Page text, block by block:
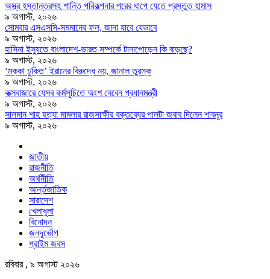
অস্ত্র হস্তান্তরসহ শান্তি পরিকল্পনার পরের ধাপে যেতে প্রস্তুত হামাস
৯ অগাস্ট, ২০২৬
সোমবার এসএসসি-সমমানের ফল, জানা যাবে যেভাবে
৯ অগাস্ট, ২০২৬
হাসিনা ইস্যুতে বাংলাদেশ-ভারত সম্পর্কে টানাপোড়েন কি বাড়ছে?
৯ অগাস্ট, ২০২৬
‘মক্কা চুক্তি’ ইরানের বিরুদ্ধে নয়, জানাল তুরস্ক
৯ অগাস্ট, ২০২৬
কক্সবাজারে যেসব কর্মসূচিতে অংশ নেবেন প্রধানমন্ত্রী
৯ অগাস্ট, ২০২৬
সালমান শাহ হত্যা মামলার রাজসাক্ষীর বক্তব্যের পালটা জবাব দিলেন শাবনূর
৯ অগাস্ট, ২০২৬
জাতীয়
রাজনীতি
অর্থনীতি
আর্ন্তজাতিক
সারাদেশ
খেলাধুলা
বিনোদন
জনদূর্ভোগ
প্রাইম জবস
রবিবার , ৯ অগাস্ট ২০২৬